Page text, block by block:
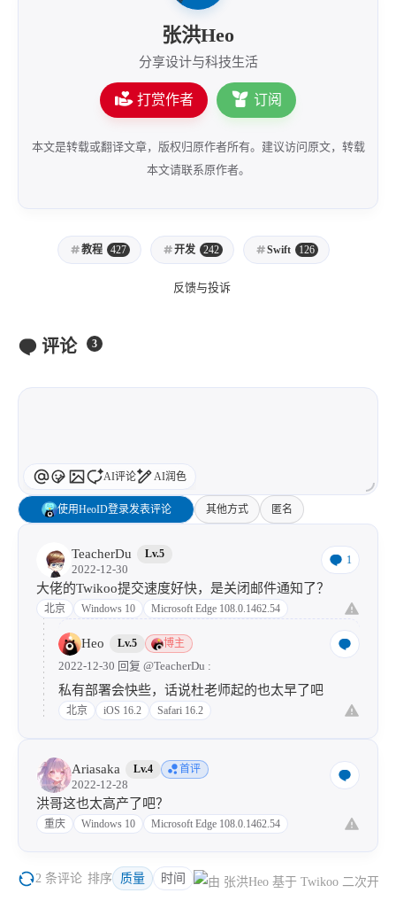
张洪Heo
分享设计与科技生活
打赏作者 订阅
本文是转载或翻译文章，版权归原作者所有。建议访问原文，转载
本文请联系原作者。
教程 427 开发 242 Swift 126
反馈与投诉
评论 3
AI评论 AI润色
使用HeoID登录发表评论 其他方式 匿名
TeacherDu Lv.5
2022-12-30
1
大佬的Twikoo提交速度好快，是关闭邮件通知了？
北京 Windows 10 Microsoft Edge 108.0.1462.54
Heo Lv.5 博主
2022-12-30 回复 @TeacherDu :
私有部署会快些，话说杜老师起的也太早了吧
北京 iOS 16.2 Safari 16.2
Ariasaka Lv.4 首评
2022-12-28
洪哥这也太高产了吧？
重庆 Windows 10 Microsoft Edge 108.0.1462.54
2 条评论 排序 质量 时间